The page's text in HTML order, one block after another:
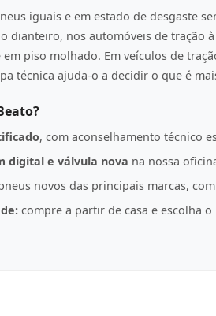
iguais e em estado de desgaste
dianteiro, nos automóveis de tração
piso molhado. Em veículos de
técnica ajuda-o a decidir o que é
, com aconselhamento técnico
digital e válvula nova na nossa
novos das principais marcas,
compre a partir de casa e escolha